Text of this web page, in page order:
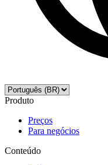
Produto
Preços
Para negócios
Conteúdo